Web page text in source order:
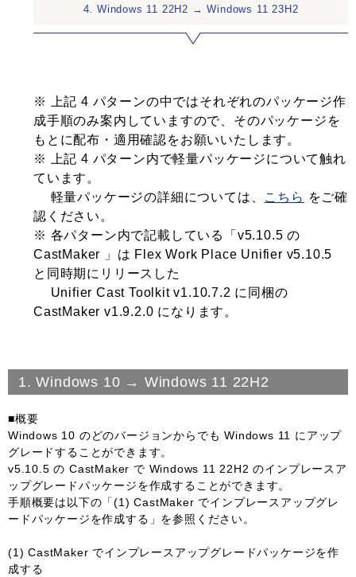
4. Windows 11 22H2 → Windows 11 23H2
※ 上記 4 パターンの中ではそれぞれのパッケージ作
成手順のみ案内していますので、そのパッケージを
もとに配布・適用確認をお願いいたします。
※ 上記 4 パターン内で軽量パッケージについて触れ
ています。
軽量パッケージの詳細については、 こちら をご確
認ください。
※ 各パターン内で記載している「v5.10.5 の
CastMaker 」は Flex Work Place Unifier v5.10.5
と同時期にリリースした
Unifier Cast Toolkit v1.10.7.2 に同梱の
CastMaker v1.9.2.0 になります。
1. Windows 10 → Windows 11 22H2
■概要
Windows 10 のどのバージョンからでも Windows 11 にアップ
グレードすることができます。
v5.10.5 の CastMaker で Windows 11 22H2 のインプレースア
ップグレードパッケージを作成することができます。
手順概要は以下の「(1) CastMaker でインプレースアップグレ
ードパッケージを作成する」を参照ください。
(1) CastMaker でインプレースアップグレードパッケージを作
成する